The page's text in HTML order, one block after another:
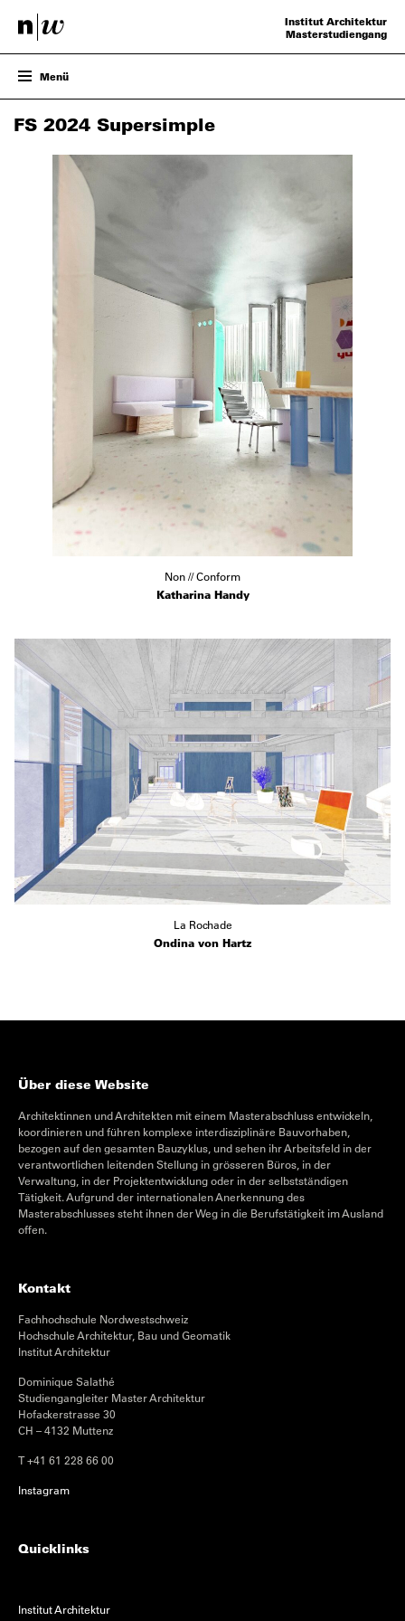
Institut Architektur
Masterstudiengang
Menü
ENTWURF
PROJEKTE
FS 2024 Supersimple
Non // Conform
Katharina Handy
La Rochade
Ondina von Hartz
Über diese Website
Architektinnen und Architekten mit einem Masterabschluss entwickeln,
koordinieren und führen komplexe interdisziplinäre Bauvorhaben,
bezogen auf den gesamten Bauzyklus, und sehen ihr Arbeitsfeld in der
verantwortlichen leitenden Stellung in grösseren Büros, in der
Verwaltung, in der Projektentwicklung oder in der selbstständigen
Tätigkeit. Aufgrund der internationalen Anerkennung des
Masterabschlusses steht ihnen der Weg in die Berufstätigkeit im Ausland
offen.
Kontakt
Fachhochschule Nordwestschweiz
Hochschule Architektur, Bau und Geomatik
Institut Architektur
Dominique Salathé
Studiengangleiter Master Architektur
Hofackerstrasse 30
CH – 4132 Muttenz
T +41 61 228 66 00
Instagram
Quicklinks
Institut Architektur